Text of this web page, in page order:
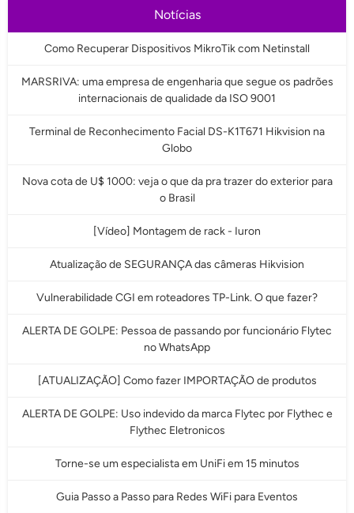
Notícias
Como Recuperar Dispositivos MikroTik com Netinstall
MARSRIVA: uma empresa de engenharia que segue os padrões
internacionais de qualidade da ISO 9001
Terminal de Reconhecimento Facial DS-K1T671 Hikvision na
Globo
Nova cota de U$ 1000: veja o que da pra trazer do exterior para
o Brasil
[Vídeo] Montagem de rack - Iuron
Atualização de SEGURANÇA das câmeras Hikvision
Vulnerabilidade CGI em roteadores TP-Link. O que fazer?
ALERTA DE GOLPE: Pessoa de passando por funcionário Flytec
no WhatsApp
[ATUALIZAÇÃO] Como fazer IMPORTAÇÃO de produtos
ALERTA DE GOLPE: Uso indevido da marca Flytec por Flythec e
Flythec Eletronicos
Torne-se um especialista em UniFi em 15 minutos
Guia Passo a Passo para Redes WiFi para Eventos